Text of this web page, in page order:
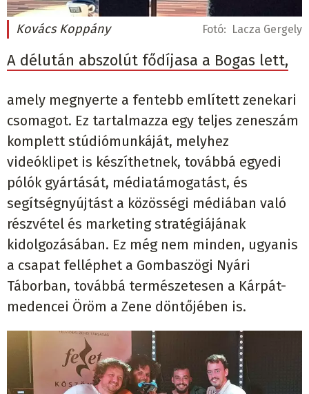
Kovács Koppány Fotó: Lacza Gergely
A délután abszolút fődíjasa a Bogas lett,
amely megnyerte a fentebb említett zenekari
csomagot. Ez tartalmazza egy teljes zeneszám
komplett stúdiómunkáját, melyhez
videóklipet is készíthetnek, továbbá egyedi
pólók gyártását, médiatámogatást, és
segítségnyújtást a közösségi médiában való
részvétel és marketing stratégiájának
kidolgozásában. Ez még nem minden, ugyanis
a csapat felléphet a Gombaszögi Nyári
Táborban, továbbá természetesen a Kárpát-
medencei Öröm a Zene döntőjében is.